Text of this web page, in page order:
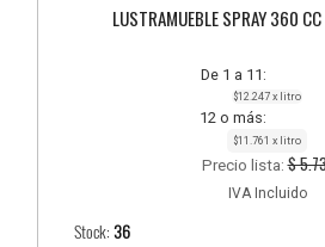
LUSTRAMUEBLE SPRAY 360 CC
De 1 a 11:
$12.247 x litro
12 o más:
$11.761 x litro
Precio lista:$
IVA Incluido
Stock:36